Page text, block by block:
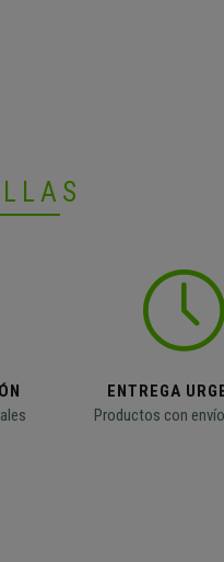
ENTREGA
Productos con